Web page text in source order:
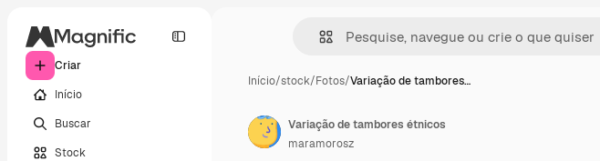
Criar
Início
Buscar
Stock
Início/stock/Fotos/Variação de tambores…
Variação de tambores étnicos
maramorosz